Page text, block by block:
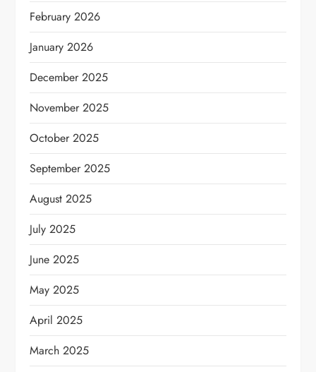
February 2026
January 2026
December 2025
November 2025
October 2025
September 2025
August 2025
July 2025
June 2025
May 2025
April 2025
March 2025